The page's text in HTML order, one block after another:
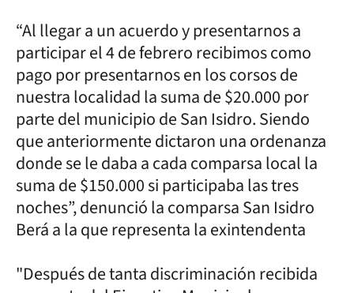
“Al llegar a un acuerdo y presentarnos a
participar el 4 de febrero recibimos como
pago por presentarnos en los corsos de
nuestra localidad la suma de $20.000 por
parte del municipio de San Isidro. Siendo
que anteriormente dictaron una ordenanza
donde se le daba a cada comparsa local la
suma de $150.000 si participaba las tres
noches”, denunció la comparsa San Isidro
Berá a la que representa la exintendenta
"Después de tanta discriminación recibida